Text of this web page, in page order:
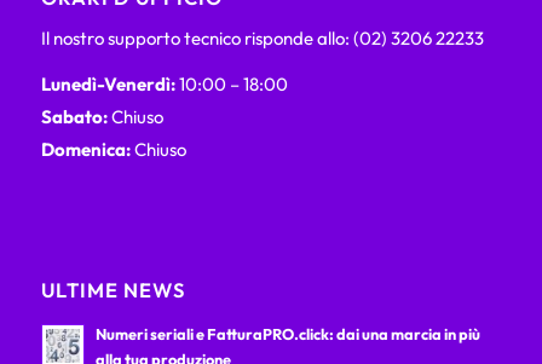
Il nostro supporto tecnico risponde allo: (02) 3206 22233
Lunedì-Venerdì:10:00 – 18:00
Sabato:Chiuso
Domenica:Chiuso
ULTIME NEWS
Numeri seriali e FatturaPRO.click: dai una marcia in più
alla tua produzione